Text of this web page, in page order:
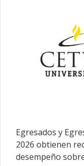
Egresados y
2026 obtienen
desempeño